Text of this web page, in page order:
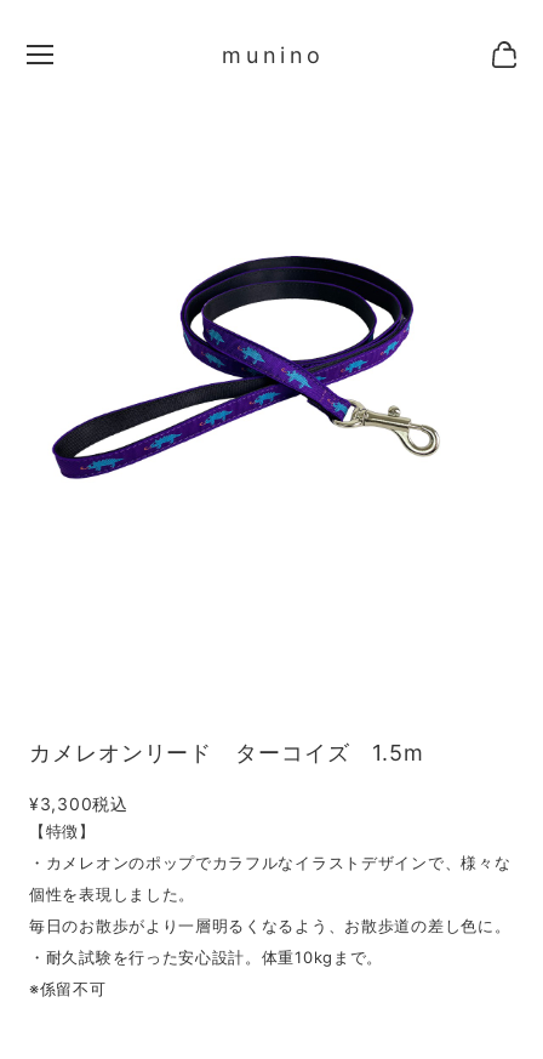
munino
カメレオンリード ターコイズ 1.5m
¥3,300税込
【特徴】
・カメレオンのポップでカラフルなイラストデザインで、様々な
個性を表現しました。
毎日のお散歩がより一層明るくなるよう、お散歩道の差し色に。
・耐久試験を行った安心設計。体重10kgまで。
※係留不可